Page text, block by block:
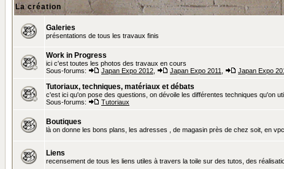
La création
Galeries
présentations de tous les travaux finis
Work in Progress
ici c'est toutes les photos des travaux en cours
Sous-forums:
Japan Expo 2012 Japan Expo 2011 Japan Expo
Tutoriaux, techniques, matériaux et débats
c'est ici qu'on pose des questions, on dévoile les différentes techniques qu'on
Sous-forums:
Tutoriaux
Boutiques
là on donne les bons plans, les adresses , de magasin près de chez soit, en
Liens
recensement de tous les liens utiles à travers la toile sur des tutos, des